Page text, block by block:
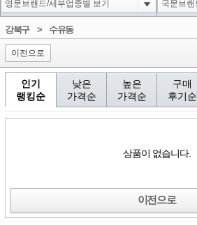
1
강북구> 수유동
이전으로
인기
랭킹순
낮은
가격순
높은
가격순
구매
후기순
상품이 없습니다.
이전으로